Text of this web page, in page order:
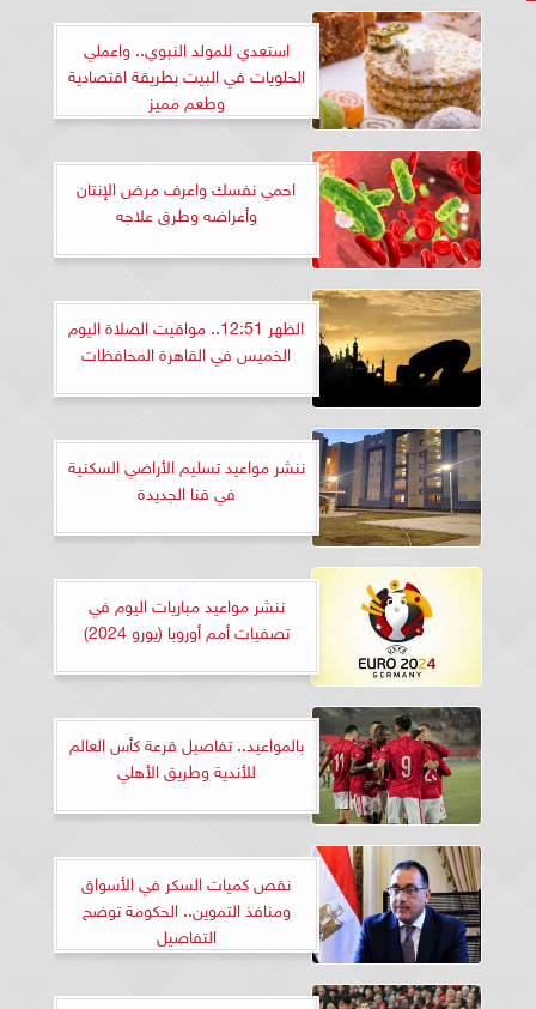
استعدي للمولد النبوي.. واعملي
الحلويات في البيت بطريقة اقتصادية
وطعم مميز
احمي نفسك واعرف مرض الإنتان
وأعراضه وطرق علاجه
الظهر 12:51.. مواقيت الصلاة اليوم
الخميس في القاهرة المحافظات
ننشر مواعيد تسليم الأراضي السكنية
في قنا الجديدة
ننشر مواعيد مباريات اليوم في
تصفيات أمم أوروبا (يورو 2024)
بالمواعيد.. تفاصيل قرعة كأس العالم
للأندية وطريق الأهلي
نقص كميات السكر في الأسواق
ومنافذ التموين.. الحكومة توضح
التفاصيل